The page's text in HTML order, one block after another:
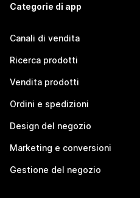
Categorie di app
Canali di vendita
Ricerca prodotti
Vendita prodotti
Ordini e spedizioni
Design del negozio
Marketing e conversioni
Gestione del negozio